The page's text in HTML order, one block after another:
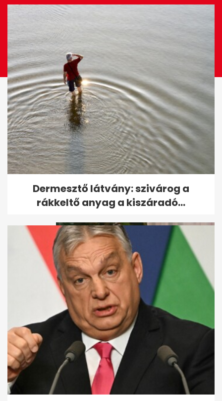
Kapócs Zsóka végre
megmutatta gyermeke apját
Marsi Anikó az eljegyzése
körüli felhajtásról: "Ez
gusztustalan"
Dermesztő látvány: szivárog a
rákkeltő anyag a kiszáradó...